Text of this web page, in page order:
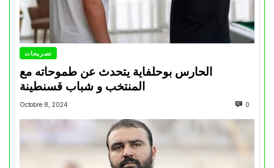
تصريحات
الحارس بوحلفاية يتحدث عن طموحاته مع
المنتخب و شباب قسنطينة
Octobre 8, 2024 0